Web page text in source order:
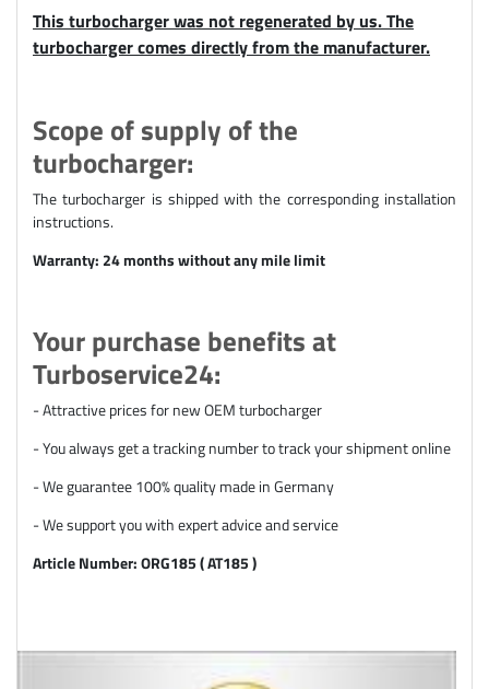
This turbocharger was not regenerated by us. The
turbocharger comes directly from the manufacturer.
Scope of supply of the
turbocharger:
The turbocharger is shipped with the corresponding installation
instructions.
Warranty: 24 months without any mile limit
Your purchase benefits at
Turboservice24:
- Attractive prices for new OEM turbocharger
- You always get a tracking number to track your shipment online
- We guarantee 100% quality made in Germany
- We support you with expert advice and service
Article Number: ORG185 ( AT185 )